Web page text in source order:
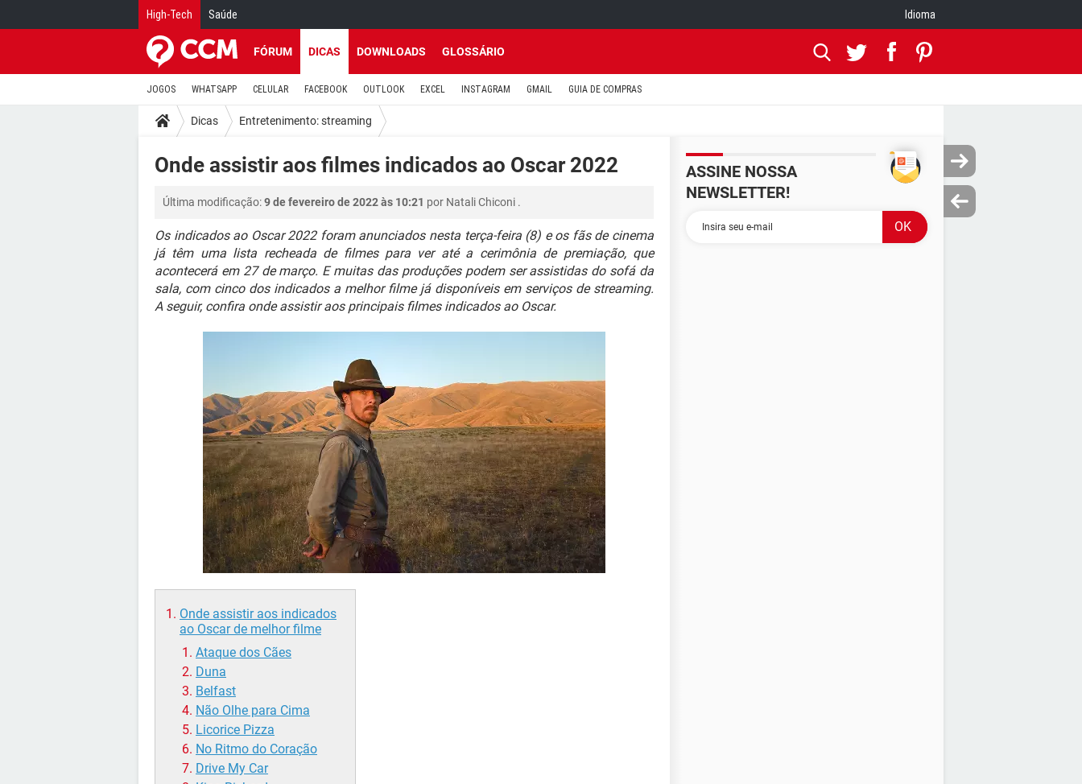
High-Tech Saúde Idioma
FÓRUM DICAS DOWNLOADS GLOSSÁRIO
JOGOS WHATSAPP CELULAR FACEBOOK OUTLOOK EXCEL INSTAGRAM GMAIL GUIA DE COMPRAS
Dicas Entretenimento: streaming
Onde assistir aos filmes indicados ao Oscar 2022
Última modificação:9 de fevereiro de 2022 às 10:21 por Natali Chiconi .
Os indicados ao Oscar 2022 foram anunciados nesta terça-feira (8) e os fãs de cinema
já têm uma lista recheada de filmes para ver até a cerimônia de premiação, que
acontecerá em 27 de março. E muitas das produções podem ser assistidas do sofá da
sala, com cinco dos indicados a melhor filme já disponíveis em serviços de streaming.
A seguir, confira onde assistir aos principais filmes indicados ao Oscar.
Onde assistir aos indicados
ao Oscar de melhor filme
Ataque dos Cães
Duna
Belfast
Não Olhe para Cima
Licorice Pizza
No Ritmo do Coração
Drive My Car
ASSINE NOSSA
NEWSLETTER!